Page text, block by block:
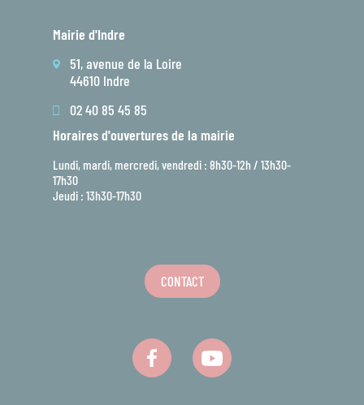
Mairie d'Indre
51, avenue de la Loire
44610 Indre
02 40 85 45 85
Horaires d'ouvertures de la mairie
Lundi, mardi, mercredi, vendredi : 8h30-12h / 13h30-
17h30
Jeudi : 13h30-17h30
CONTACT